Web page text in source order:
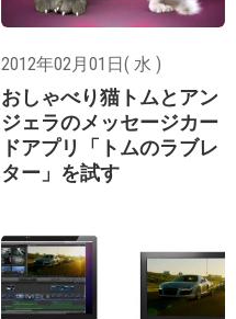
2012年02月01日( 水 )
おしゃべり猫トムとアン
ジェラのメッセージカー
ドアプリ「トムのラブレ
ター」を試す